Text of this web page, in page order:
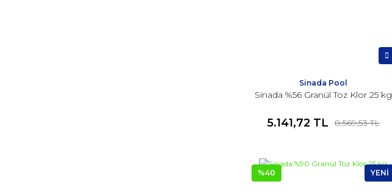
Sinada Pool
Sinada %56 Granül Toz Klor 25 kg
5.141,72 TL 8.569,53 TL
%40 YENİ